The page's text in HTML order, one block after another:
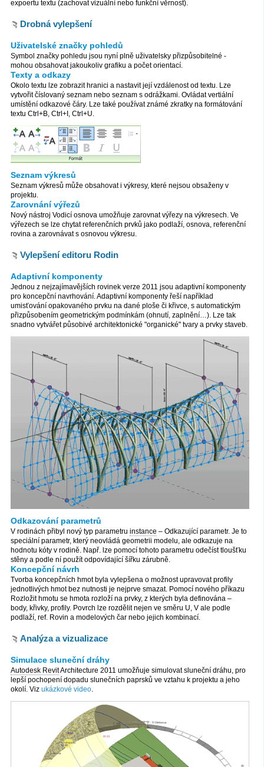
expoertu textu (zachovat vizuální nebo funkční věrnost).
Drobná vylepšení
Uživatelské značky pohledů
Symbol značky pohledu jsou nyní plně uživatelsky přizpůsobitelné -
mohou obsahovat jakoukoliv grafiku a počet orientací.
Texty a odkazy
Okolo textu lze zobrazit hranici a nastavit její vzdálenost od textu. Lze
vytvořit číslovaný seznam nebo seznam s odrážkami. Ovládat vertiální
umístění odkazové čáry. Lze také používat známé zkratky na formátování
textu Ctrl+B, Ctrl+I, Ctrl+U.
Seznam výkresů
Seznam výkresů může obsahovat i výkresy, které nejsou obsaženy v
projektu.
Zarovnání výřezů
Nový nástroj Vodicí osnova umožňuje zarovnat výřezy na výkresech. Ve
výřezech se lze chytat referenčních prvků jako podlaží, osnova, referenční
rovina a zarovnávat s osnovou výkresu.
Vylepšení editoru Rodin
Adaptivní komponenty
Jednou z nejzajímavějších rovinek verze 2011 jsou adaptivní komponenty
pro koncepční navrhování. Adaptivní komponenty řeší například
umisťování opakovaného prvku na dané ploše či křivce, s automatickým
přizpůsobením geometrickým podmínkám (ohnutí, zaplnění…). Lze tak
snadno vytvářet působivé architektonické "organické" tvary a prvky staveb.
Odkazování parametrů
V rodinách přibyl nový typ parametru instance – Odkazující parametr. Je to
speciální parametr, který neovládá geometrii modelu, ale odkazuje na
hodnotu kóty v rodině. Např. lze pomocí tohoto parametru odečíst tloušťku
stěny a podle ní použít odpovídající šířku zárubně.
Koncepční návrh
Tvorba koncepčních hmot byla vylepšena o možnost upravovat profily
jednotlivých hmot bez nutnosti je nejprve smazat. Pomocí nového příkazu
Rozložit hmotu se hmota rozloží na prvky, z kterých byla definována –
body, křivky, profily. Povrch lze rozdělit nejen ve směru U, V ale podle
podlaží, ref. Rovin a modelových čar nebo jejich kombinací.
Analýza a vizualizace
Simulace sluneční dráhy
Autodesk RevitArchitecture 2011 umožňuje simulovat sluneční dráhu, pro
lepší pochopení dopadu slunečních paprsků ve vztahu k projektu a jeho
okolí. Viz ukázkové video.